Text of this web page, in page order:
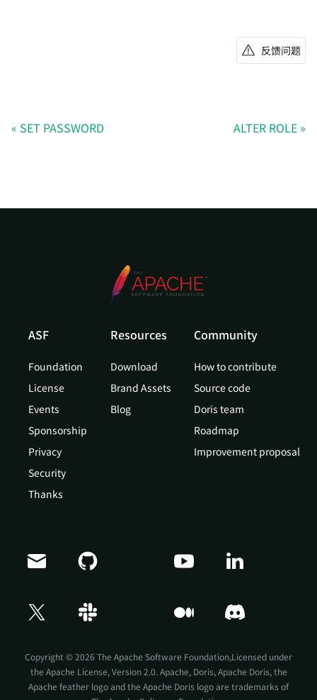
反馈问题
SET PASSWORD ALTER ROLE
ASF
Foundation
License
Events
Sponsorship
Privacy
Security
Thanks
Resources
Download
Brand Assets
Blog
Community
How to contribute
Source code
Doris team
Roadmap
Improvement proposal
Copyright © 2026 The Apache Software Foundation,Licensed under
the Apache License, Version 2.0. Apache, Doris, Apache Doris, the
Apache feather logo and the Apache Doris logo are trademarks of
Doris Summit 26